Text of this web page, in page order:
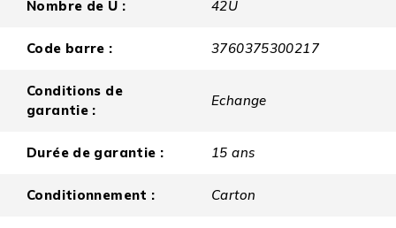
Nombre de U : 42U
Code barre : 3760375300217
Conditions de
garantie :
Echange
Durée de garantie : 15 ans
Conditionnement : Carton